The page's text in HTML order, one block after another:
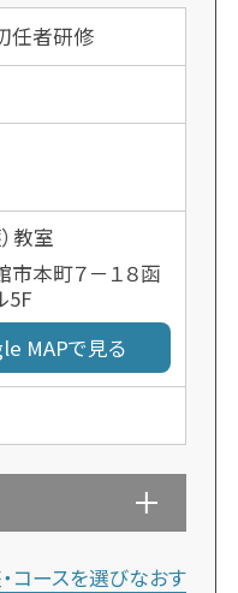
任者研修
教室
本町７－１８函
5F
MAPで見る
コースを選びなおす